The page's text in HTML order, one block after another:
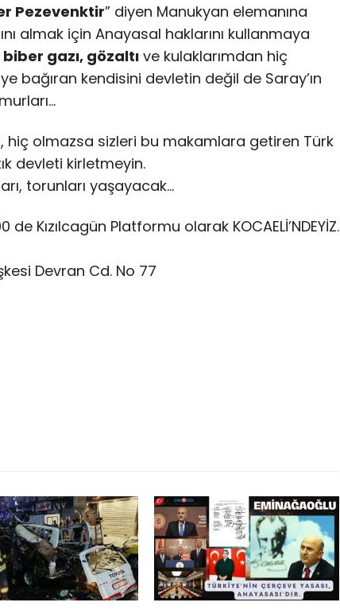
Pezevenktir” diyen Manukyan elemanına
almak için Anayasal haklarını kullanmaya
biber gazı, gözaltı ve kulaklarımdan hiç
bağıran kendisini devletin değil de Saray’ın
hiç olmazsa sizleri bu makamlara getiren Türk
devleti kirletmeyin.
torunları yaşayacak…
Kızılcagün Platformu olarak KOCAELİ’NDEYİZ.
Devran Cd. No 77